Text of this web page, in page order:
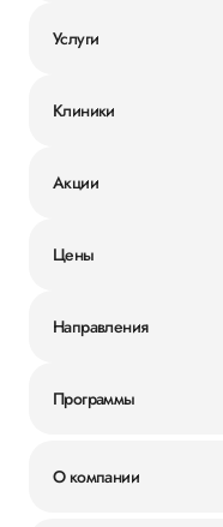
Услуги
Клиники
Акции
Цены
Направления
Программы
О компании